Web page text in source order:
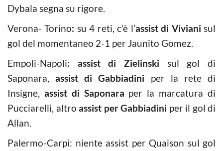
Dybala segna su rigore.
Verona- Torino: su 4 reti, c’è l’assist di Viviani sul
gol del momentaneo 2-1 per Jaunito Gomez.
Empoli-Napoli: assist di Zielinski sul gol di
Saponara,assist di Gabbiadini per la rete di
Insigne, assist di Saponara per la marcatura di
Pucciarelli, altro assist per Gabbiadini per il gol di
Allan.
Palermo-Carpi: niente assist per Quaison sul gol